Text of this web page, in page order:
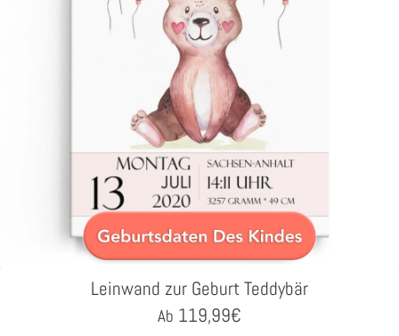
Leinwand zur Geburt Teddybär
Ab 119,99€